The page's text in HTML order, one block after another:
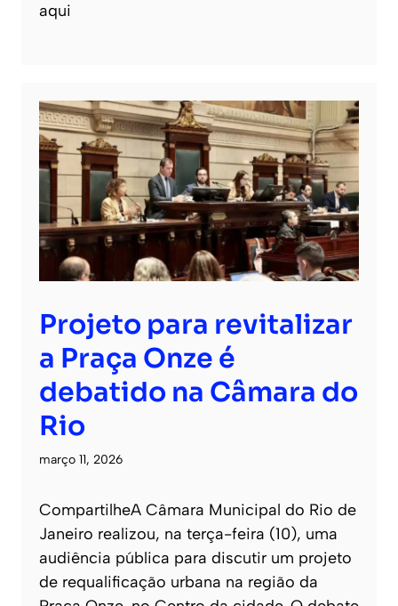
aqui
Projeto para revitalizar
a Praça Onze é
debatido na Câmara do
Rio
março 11, 2026
CompartilheA Câmara Municipal do Rio de
Janeiro realizou, na terça-feira (10), uma
audiência pública para discutir um projeto
de requalificação urbana na região da